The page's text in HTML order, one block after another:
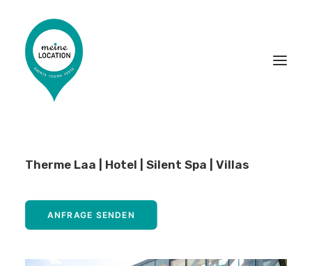
LOCATIONS
PARTNER WERDEN
Therme Laa | Hotel | Silent Spa | Villas
ANFRAGE SENDEN